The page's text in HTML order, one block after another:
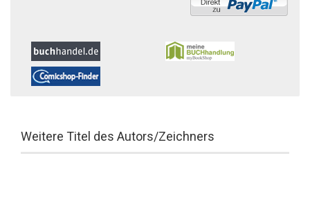
Weitere Titel des Autors/Zeichners